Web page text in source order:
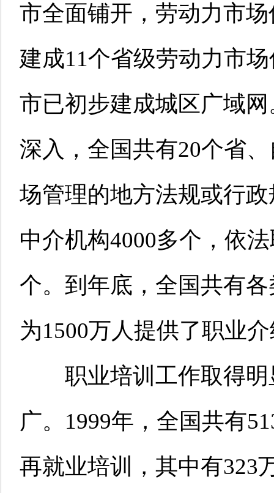
市全面铺开，劳动力市
建成11个省级劳动力市
市已初步建成城区广域
深入，全国共有20个省
场管理的地方法规或行
中介机构4000多个，依
个。到年底，全国共有
为1500万人提供了职业
职业培训工作取得明
广。1999年，全国共有
再就业培训，其中有323